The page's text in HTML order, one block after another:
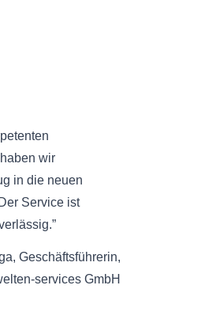
wir
in die neuen
Service ist
Geschäftsführerin
services GmbH